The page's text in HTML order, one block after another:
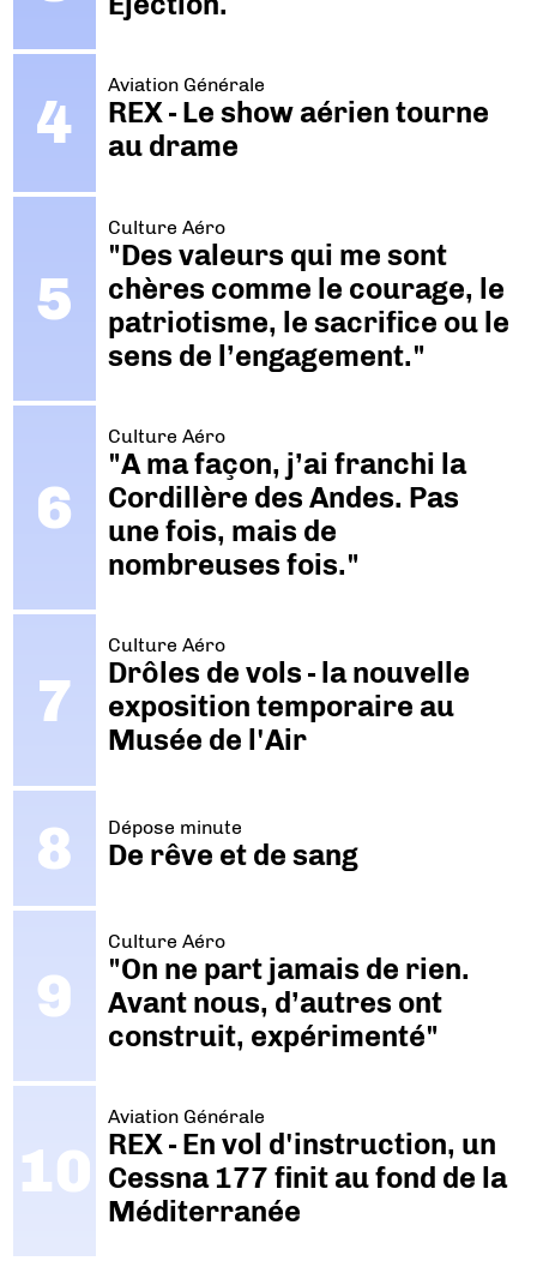
Aviation Générale
REX - Le show aérien tourne
au drame
Culture Aéro
"Des valeurs qui me sont
chères comme le courage, le
patriotisme, le sacrifice ou le
sens de l’engagement."
Culture Aéro
"A ma façon, j’ai franchi la
Cordillère des Andes. Pas
une fois, mais de
nombreuses fois."
Culture Aéro
Drôles de vols - la nouvelle
exposition temporaire au
Musée de l'Air
Dépose minute
De rêve et de sang
Culture Aéro
"On ne part jamais de rien.
Avant nous, d’autres ont
construit, expérimenté"
Aviation Générale
REX - En vol d'instruction, un
Cessna 177 finit au fond de la
Méditerranée